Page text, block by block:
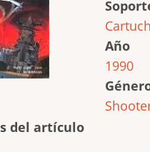
Año
1990
del artículo